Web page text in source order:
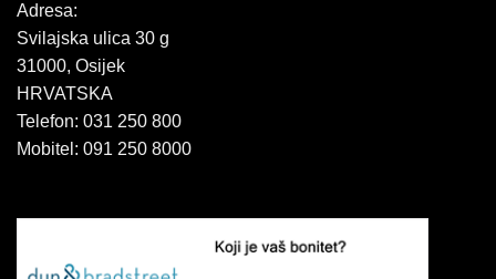
Adresa:
Svilajska ulica 30 g
31000, Osijek
HRVATSKA
Telefon: 031 250 800
Mobitel: 091 250 8000